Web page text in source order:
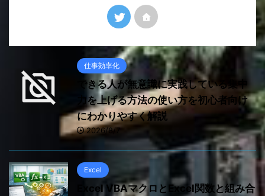
仕事効率化
できる人が無意識に実践している集中
力を上げる方法の使い方を初心者向け
にわかりやすく解説
2026/8/7
Excel
Excel VBAマクロとExcel関数と組み合